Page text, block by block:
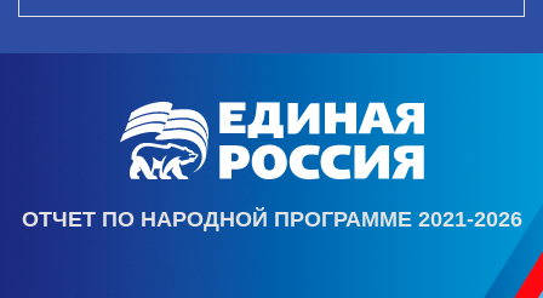
ОТЧЕТ ПО НАРОДНОЙ ПРОГРАММЕ 2021-2026